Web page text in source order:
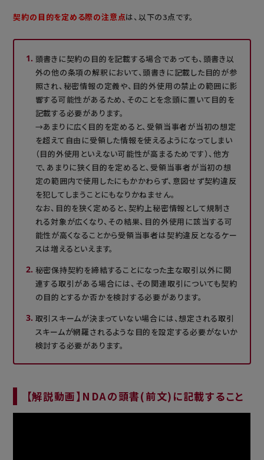
契約の目的を定める際の注意点は、以下の3点です。
頭書きに契約の目的を記載する場合であっても、頭書き以
外の他の条項の解釈において、頭書きに記載した目的が参
照され、秘密情報の定義や、目的外使用の禁止の範囲に影
響する可能性があるため、そのことを念頭に置いて目的を
記載する必要があります。
→あまりに広く目的を定めると、受領当事者が当初の想定
を超えて自由に受領した情報を使えるようになってしまい
（目的外使用といえない可能性が高まるためです）、他方
で、あまりに狭く目的を定めると、受領当事者が当初の想
定の範囲内で使用したにもかかわらず、意図せず契約違反
を犯してしまうことにもなりかねません。
なお、目的を狭く定めると、契約上秘密情報として規制さ
れる対象が広くなり、その結果、目的外使用に該当する可
能性が高くなることから受領当事者は契約違反となるケー
スは増えるといえます。
秘密保持契約を締結することになった主な取引以外に関
連する取引がある場合には、その関連取引についても契約
の目的とするか否かを検討する必要があります。
取引スキームが決まっていない場合には、想定される取引
スキームが網羅されるような目的を設定する必要がないか
検討する必要があります。
【解説動画】NDAの頭書(前文)に記載すること